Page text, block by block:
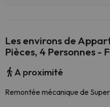
Les environs de
Pièces, 4 Personnes -
A proximité
Remontée mécanique de